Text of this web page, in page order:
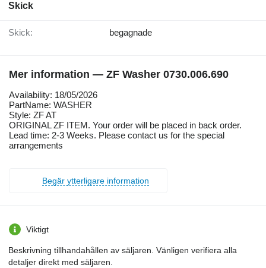
Skick
Skick: begagnade
Mer information — ZF Washer 0730.006.690
Availability: 18/05/2026
PartName: WASHER
Style: ZF AT
ORIGINAL ZF ITEM. Your order will be placed in back order.
Lead time: 2-3 Weeks. Please contact us for the special
arrangements
Begär ytterligare information
Viktigt
Beskrivning tillhandahållen av säljaren. Vänligen verifiera alla
detaljer direkt med säljaren.